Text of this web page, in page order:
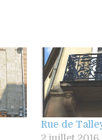
Rue de
2 juillet 2016